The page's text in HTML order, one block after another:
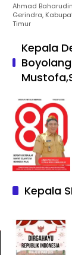
Ahmad
Gerindra,
Timur
Kepala
Kepala